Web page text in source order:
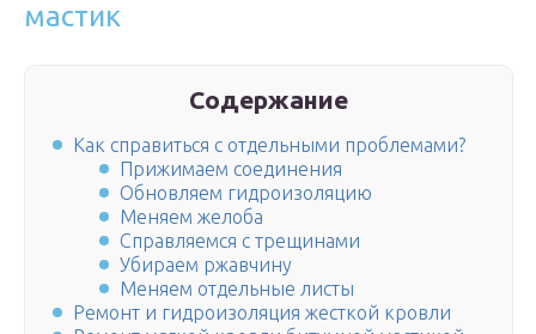
мастик
Содержание
Как справиться с отдельными проблемами?
Прижимаем соединения
Обновляем гидроизоляцию
Меняем желоба
Справляемся с трещинами
Убираем ржавчину
Меняем отдельные листы
Ремонт и гидроизоляция жесткой кровли